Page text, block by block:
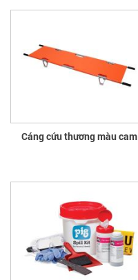
Cáng cứu thương màu cam